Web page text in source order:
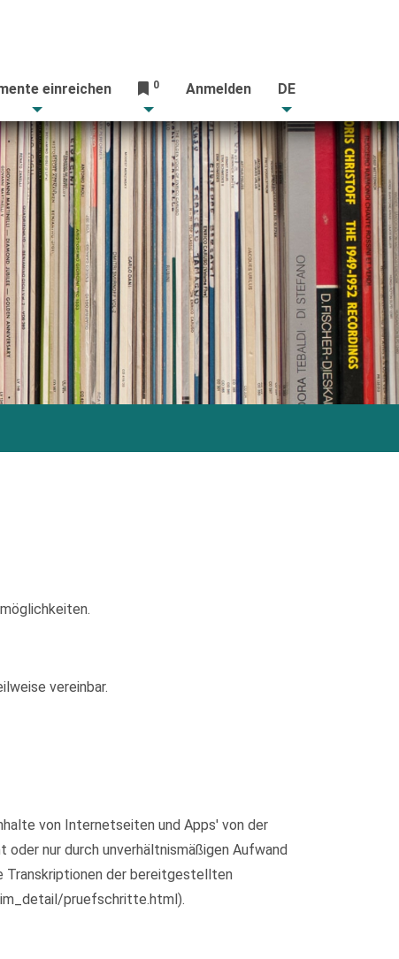
einreichen 0 Anmelden DE
vereinbar.
von Internetseiten und Apps' von der
nur durch unverhältnismäßigen Aufwand
Transkriptionen der bereitgestellten
pruefschritte.html).